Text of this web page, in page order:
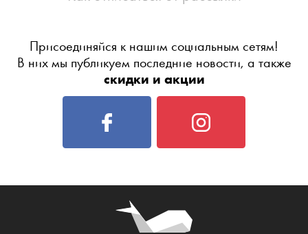
Присоединяйся к нашим социальным сетям!
В них мы публикуем последние новости, а также
скидки и акции